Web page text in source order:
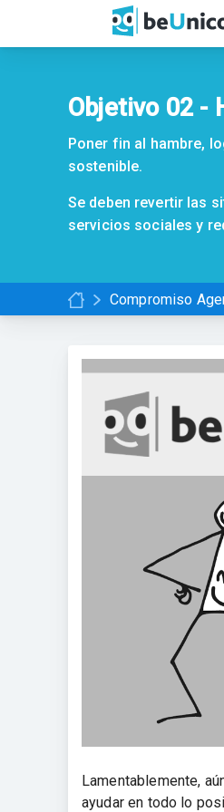
Objetivo 02 -
Poner fin al hambre,
sostenible.
Se deben revertir las
servicios sociales y
Compromiso
Lamentablemente,
ayudar en todo lo